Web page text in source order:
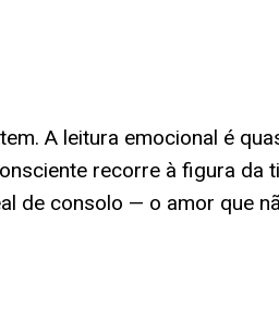
A leitura emocional é
recorre à figura
de consolo — o amor que